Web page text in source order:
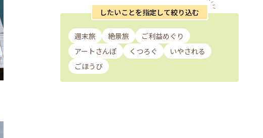
したいことを指定して絞り込む
週末旅 絶景旅
ご利益めぐり
アートさんぽ
くつろぐ
いやされる
ごほうび